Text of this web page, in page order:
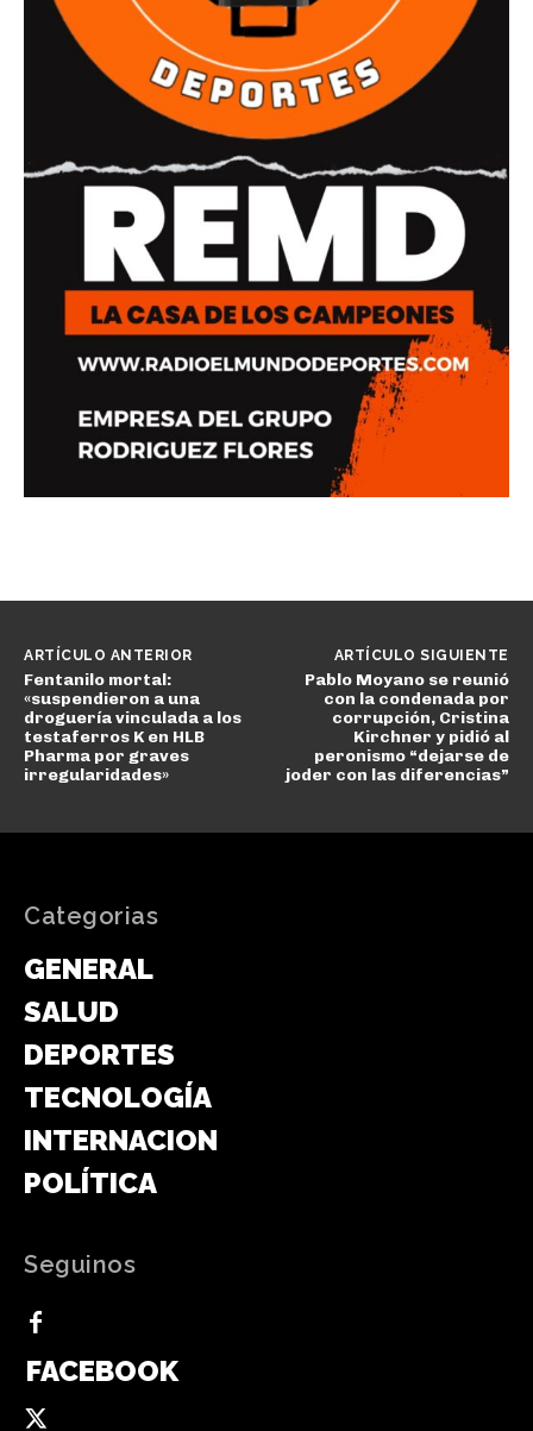
ARTÍCULO ANTERIOR
Fentanilo mortal:
«suspendieron a una
droguería vinculada a los
testaferros K en HLB
Pharma por graves
irregularidades»
ARTÍCULO SIGUIENTE
Pablo Moyano se reunió
con la condenada por
corrupción, Cristina
Kirchner y pidió al
peronismo “dejarse de
joder con las diferencias”
Categorias
GENERAL
SALUD
DEPORTES
TECNOLOGÍA
INTERNACIONAL
POLÍTICA
Seguinos
FACEBOOK